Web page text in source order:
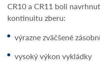
CR10 a CR11 boli
kontinuitu zberu:
výrazne zväčšené
vysoký výkon vykládky